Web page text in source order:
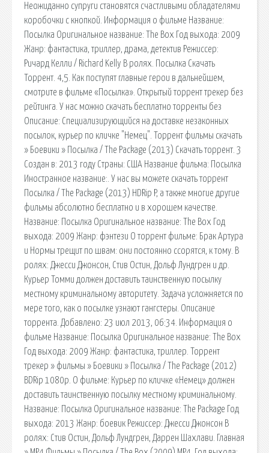
Неожиданно супруги становятся счастливыми обладателями
коробочки с кнопкой. Информация о фильме Название:
Посылка Оригинальное название: The Box Год выхода: 2009
Жанр: фантастика, триллер, драма, детектив Режиссер:
Ричард Келли / Richard Kelly В ролях. Посылка Скачать
Торрент. 4,5. Как поступят главные герои в дальнейшем,
смотрите в фильме «Посылка». Открытый торрент трекер без
рейтинга. У нас можно скачать бесплатно торренты без
Описание: Специализирующийся на доставке незаконных
посылок, курьер по кличке "Немец". Торрент фильмы скачать
» Боевики » Посылка / The Package (2013) Скачать торрент. 3
Создан в: 2013 году Страны: США Название фильма: Посылка
Иностранное название:. У нас вы можете скачать торрент
Посылка / The Package (2013) HDRip P, а также многие другие
фильмы абсолютно бесплатно и в хорошем качестве.
Название: Посылка Оригинальное название: The Box Год
выхода: 2009 Жанр: фэнтези О торрент фильме: Брак Артура
и Нормы трещит по швам: они постоянно ссорятся, к тому. В
ролях: Джесси Джонсон, Стив Остин, Дольф Лундгрен и др.
Курьер Томми должен доставить таинственную посылку
местному криминальному авторитету. Задача усложняется по
мере того, как о посылке узнают гангстеры. Описание
торрента. Добавлено: 23 июл 2013, 06:34. Информация о
фильме Название: Посылка Оригинальное название: The Box
Год выхода: 2009 Жанр: фантастика, триллер. Торрент
трекер » фильмы » Боевики » Посылка / The Package (2012)
BDRip 1080p. О фильме: Курьер по кличке «Немец» должен
доставить таинственную посылку местному криминальному.
Название: Посылка Оригинальное название: The Package Год
выхода: 2013 Жанр: боевик Режиссер: Джесси Джонсон В
ролях: Стив Остин, Дольф Лундгрен, Даррен Шахлави. Главная